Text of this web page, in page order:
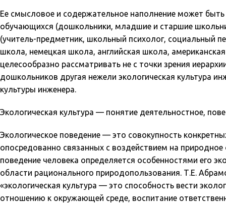
Ее смысловое и содержательное наполнение может
обучающихся (дошкольники, младшие и старшие
(учитель-предметник, школьный психолог, социальный
школа, немецкая школа, английская школа,
целесообразно рассматривать не с точки зрения
дошкольников другая нежели экологическая культура
культуры инженера.
Экологическая культура — понятие деятельностное,
Экологическое поведение — это совокупность
опосредованно связанных с воздействием на
поведение человека определяется особенностями его
области рационального природопользования. Т.Е.
«экологическая культура — это способность вести
отношению к окружающей среде, воспитание